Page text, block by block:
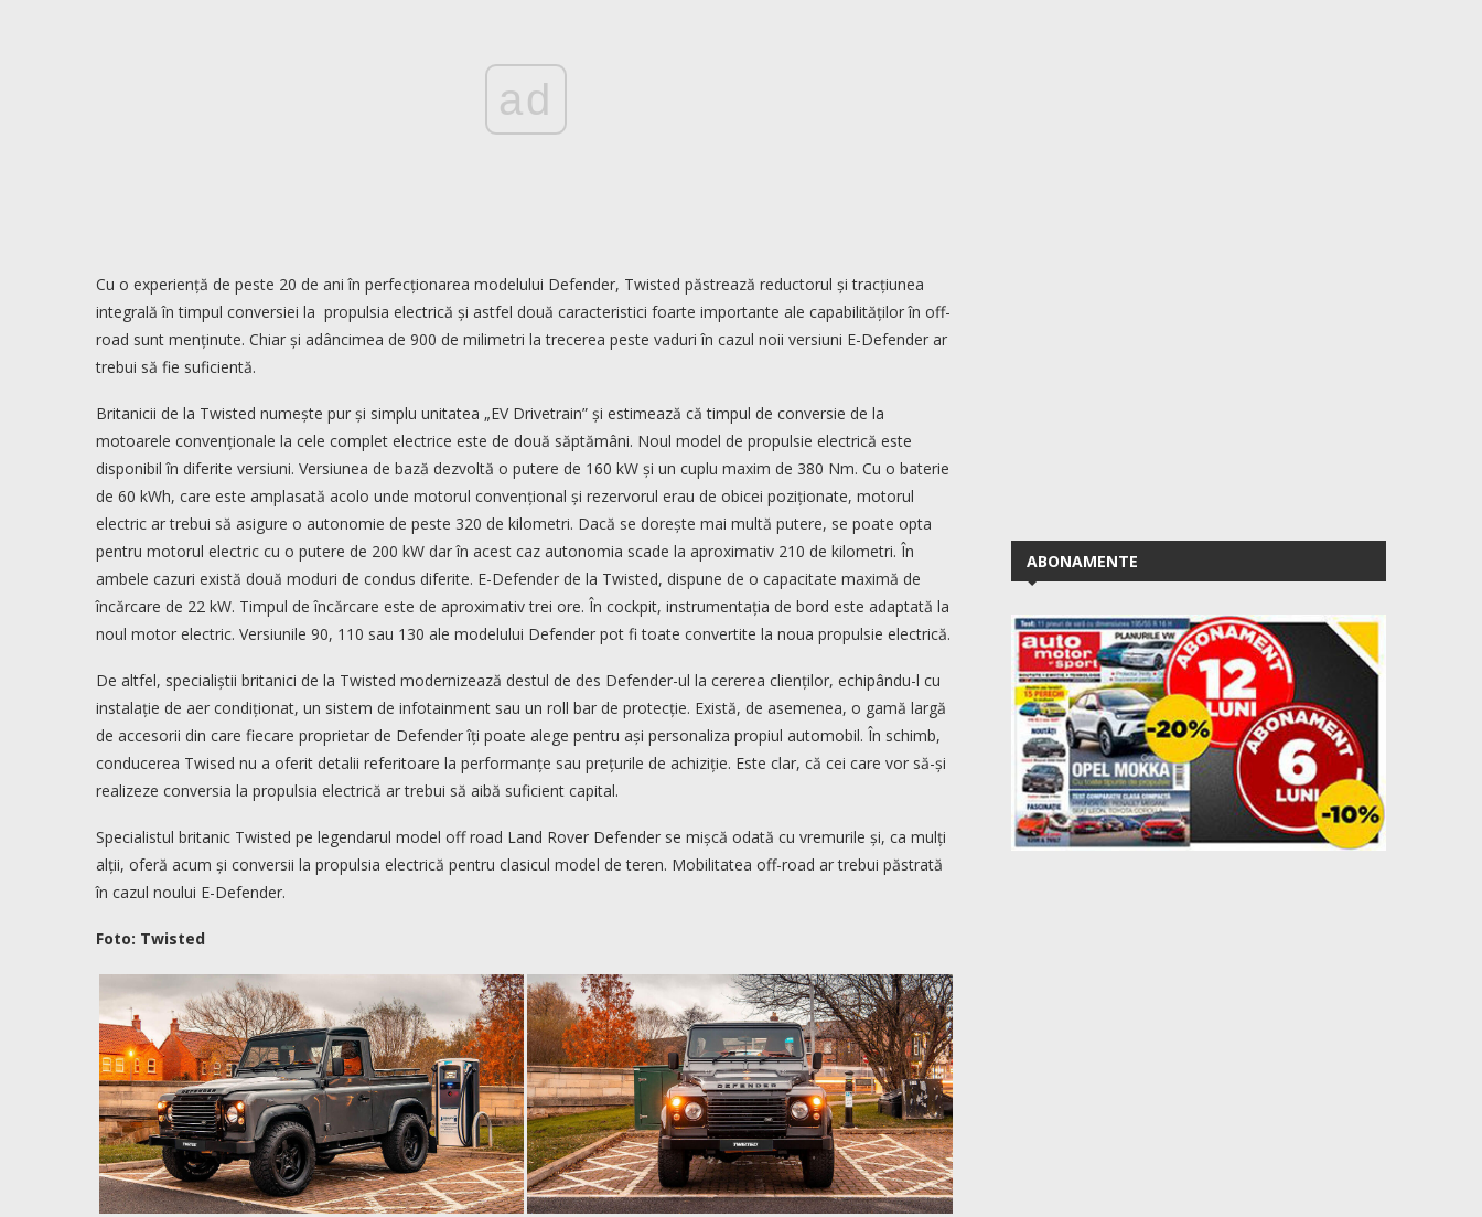
ad
Cu o experiență de peste 20 de ani în perfecționarea modelului Defender, Twisted păstrează reductorul și tracțiunea
integrală în timpul conversiei la propulsia electrică și astfel două caracteristici foarte importante ale capabilităților în off-
road sunt menținute. Chiar și adâncimea de 900 de milimetri la trecerea peste vaduri în cazul noii versiuni E-Defender ar
trebui să fie suficientă.
Britanicii de la Twisted numește pur și simplu unitatea „EV Drivetrain” și estimează că timpul de conversie de la
motoarele convenționale la cele complet electrice este de două săptămâni. Noul model de propulsie electrică este
disponibil în diferite versiuni. Versiunea de bază dezvoltă o putere de 160 kW și un cuplu maxim de 380 Nm. Cu o baterie
de 60 kWh, care este amplasată acolo unde motorul convențional și rezervorul erau de obicei poziționate, motorul
electric ar trebui să asigure o autonomie de peste 320 de kilometri. Dacă se dorește mai multă putere, se poate opta
pentru motorul electric cu o putere de 200 kW dar în acest caz autonomia scade la aproximativ 210 de kilometri. În
ambele cazuri există două moduri de condus diferite. E-Defender de la Twisted, dispune de o capacitate maximă de
încărcare de 22 kW. Timpul de încărcare este de aproximativ trei ore. În cockpit, instrumentația de bord este adaptată la
noul motor electric. Versiunile 90, 110 sau 130 ale modelului Defender pot fi toate convertite la noua propulsie electrică.
De altfel, specialiștii britanici de la Twisted modernizează destul de des Defender-ul la cererea clienților, echipându-l cu
instalație de aer condiționat, un sistem de infotainment sau un roll bar de protecție. Există, de asemenea, o gamă largă
de accesorii din care fiecare proprietar de Defender îți poate alege pentru ași personaliza propiul automobil. În schimb,
conducerea Twised nu a oferit detalii referitoare la performanțe sau prețurile de achiziție. Este clar, că cei care vor să-și
realizeze conversia la propulsia electrică ar trebui să aibă suficient capital.
Specialistul britanic Twisted pe legendarul model off road Land Rover Defender se mișcă odată cu vremurile și, ca mulți
alții, oferă acum și conversii la propulsia electrică pentru clasicul model de teren. Mobilitatea off-road ar trebui păstrată
în cazul noului E-Defender.
Foto: Twisted
ABONAMENTE